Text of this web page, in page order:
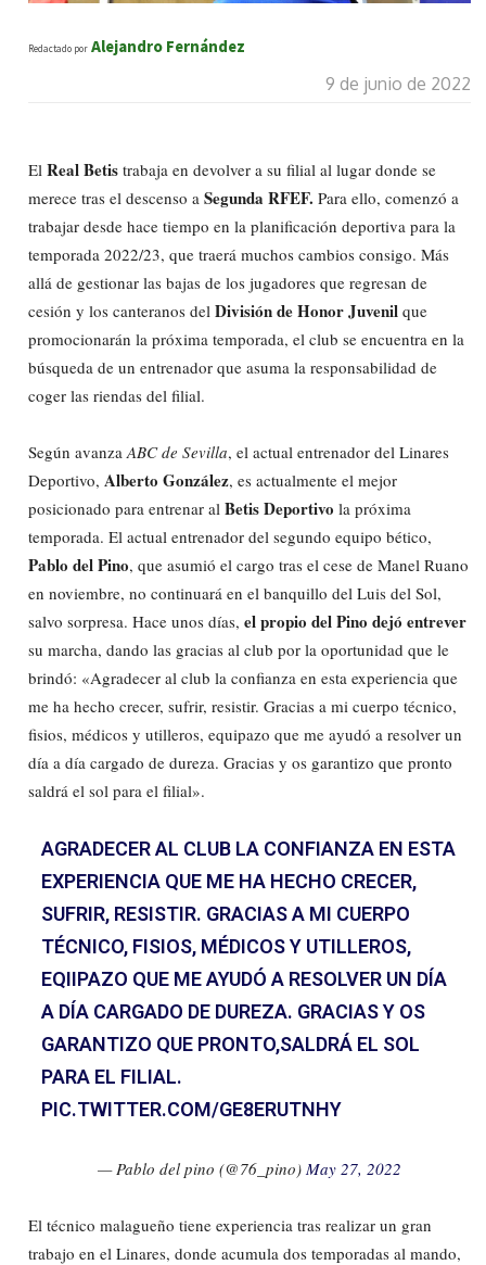
Redactado por Alejandro Fernández
9 de junio de 2022
El Real Betis trabaja en devolver a su filial al lugar donde se
merece tras el descenso a Segunda RFEF. Para ello, comenzó a
trabajar desde hace tiempo en la planificación deportiva para la
temporada 2022/23, que traerá muchos cambios consigo. Más
allá de gestionar las bajas de los jugadores que regresan de
cesión y los canteranos del División de Honor Juvenil que
promocionarán la próxima temporada, el club se encuentra en la
búsqueda de un entrenador que asuma la responsabilidad de
coger las riendas del filial.
Según avanza ABC de Sevilla, el actual entrenador del Linares
Deportivo, Alberto González, es actualmente el mejor
posicionado para entrenar al Betis Deportivo la próxima
temporada. El actual entrenador del segundo equipo bético,
Pablo del Pino, que asumió el cargo tras el cese de Manel Ruano
en noviembre, no continuará en el banquillo del Luis del Sol,
salvo sorpresa. Hace unos días, el propio del Pino dejó entrever
su marcha, dando las gracias al club por la oportunidad que le
brindó: «Agradecer al club la confianza en esta experiencia que
me ha hecho crecer, sufrir, resistir. Gracias a mi cuerpo técnico,
fisios, médicos y utilleros, equipazo que me ayudó a resolver un
día a día cargado de dureza. Gracias y os garantizo que pronto
saldrá el sol para el filial».
AGRADECER AL CLUB LA CONFIANZA EN ESTA
EXPERIENCIA QUE ME HA HECHO CRECER,
SUFRIR, RESISTIR. GRACIAS A MI CUERPO
TÉCNICO, FISIOS, MÉDICOS Y UTILLEROS,
EQIIPAZO QUE ME AYUDÓ A RESOLVER UN DÍA
A DÍA CARGADO DE DUREZA. GRACIAS Y OS
GARANTIZO QUE PRONTO,SALDRÁ EL SOL
PARA EL FILIAL.
PIC.TWITTER.COM/GE8ERUTNHY
— Pablo del pino (@76_pino) May 27, 2022
El técnico malagueño tiene experiencia tras realizar un gran
trabajo en el Linares, donde acumula dos temporadas al mando,